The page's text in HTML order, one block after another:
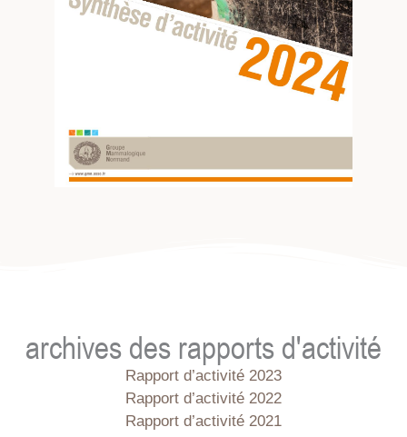
archives des rapports d'activité
Rapport d’activité 2023
Rapport d’activité 2022
Rapport d’activité 2021